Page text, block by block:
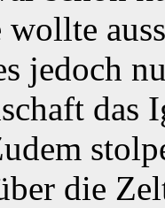
wollte
jedoch
das
die